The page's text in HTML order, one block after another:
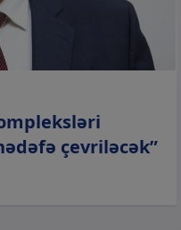
çevriləcək”